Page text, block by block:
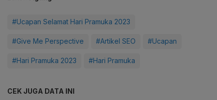
#Ucapan Selamat Hari Pramuka 2023
#Give Me Perspective #Artikel SEO #Ucapan
#Hari Pramuka 2023 #Hari Pramuka
CEK JUGA DATA INI